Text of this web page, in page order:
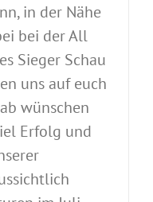
in der Nähe
bei der All
Sieger Schau
uns auf euch
wünschen
Erfolg und